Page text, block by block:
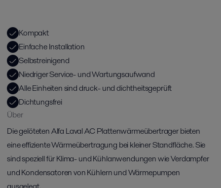
Kompakt
Einfache Installation
Selbstreinigend
Niedriger Service- und Wartungsaufwand
Alle Einheiten sind druck- und dichtheitsgeprüft
Dichtungsfrei
Über
Die gelöteten Alfa Laval AC Plattenwärmeübertrager bieten
eine effiziente Wärmeübertragung bei kleiner Standfläche. Sie
sind speziell für Klima- und Kühlanwendungen wie Verdampfer
und Kondensatoren von Kühlern und Wärmepumpen